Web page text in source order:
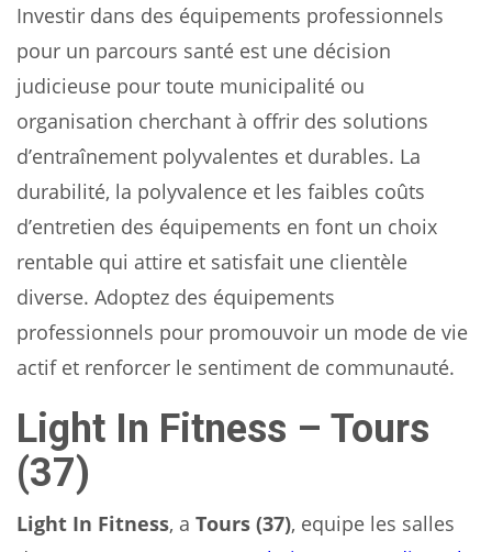
Investir dans des équipements professionnels
pour un parcours santé est une décision
judicieuse pour toute municipalité ou
organisation cherchant à offrir des solutions
d’entraînement polyvalentes et durables. La
durabilité, la polyvalence et les faibles coûts
d’entretien des équipements en font un choix
rentable qui attire et satisfait une clientèle
diverse. Adoptez des équipements
professionnels pour promouvoir un mode de vie
actif et renforcer le sentiment de communauté.
Light In Fitness – Tours
(37)
Light In Fitness, a Tours (37), equipe les salles